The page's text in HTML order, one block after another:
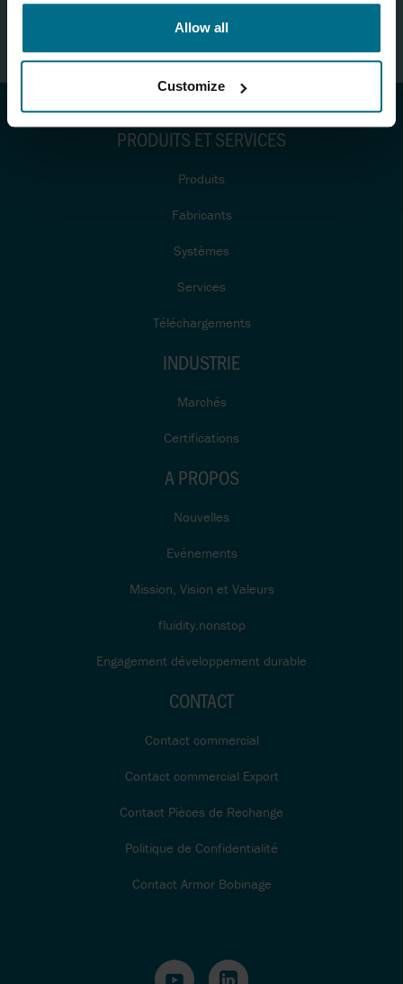
Allow all
Customize
PRODUITS ET SERVICES
Produits
Fabricants
Systèmes
Services
Téléchargements
INDUSTRIE
Marchés
Certifications
A PROPOS
Nouvelles
Evénements
Mission, Vision et Valeurs
fluidity.nonstop
Engagement développement durable
CONTACT
Contact commercial
Contact commercial Export
Contact Pièces de Rechange
Politique de Confidentialité
Contact Armor Bobinage